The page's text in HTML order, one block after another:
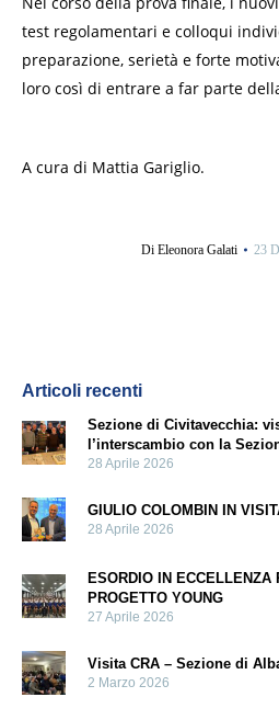
test regolamentari e colloqui
preparazione, serietà e forte
loro così di entrare a far parte
A cura di Mattia Gariglio.
Di Eleonora Galati 23
Articoli recenti
Sezione di Civitavecchia:
l’interscambio con la
28 Aprile 2026
GIULIO COLOMBIN IN
28 Aprile 2026
ESORDIO IN ECCELLENZA
PROGETTO YOUNG
27 Aprile 2026
Visita CRA – Sezione di
2 Marzo 2026